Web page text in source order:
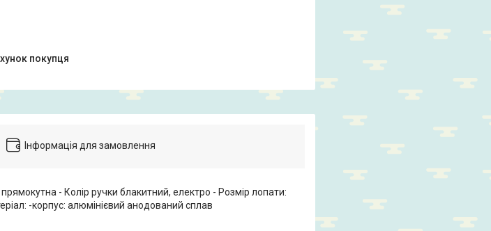
покупця
Інформація для замовлення
- Колір ручки блакитний, електро - Розмір лопати:
-корпус: алюмінієвий анодований сплав